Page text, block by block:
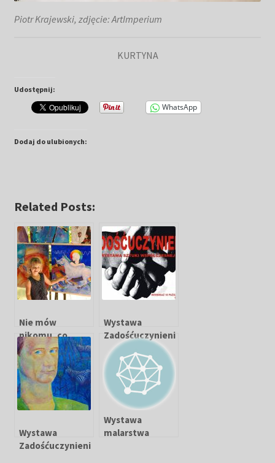
Piotr Krajewski, zdjęcie: ArtImperium
KURTYNA
Udostępnij:
WhatsApp
Dodaj do ulubionych:
Related Posts:
Nie mów
nikomu, co
zdarzyło się w
Dziupli
Wystawa
Zadośćuczynieni
e Zabrze 2014
Wystawa
Zadośćuczynieni
Wystawa
malarstwa